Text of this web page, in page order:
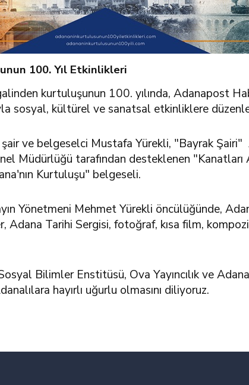
100. Yıl Etkinlikleri
kurtuluşunun 100. yılında, Adanapost
sosyal, kültürel ve sanatsal etkinliklere
şair ve belgeselci Mustafa Yürekli, "Bayrak
Müdürlüğü tarafından desteklenen
Kurtuluşu" belgeseli.
Yönetmeni Mehmet Yürekli öncülüğünde,
Adana Tarihi Sergisi, fotoğraf, kısa film,
Bilimler Enstitüsü, Ova Yayıncılık ve
hayırlı uğurlu olmasını diliyoruz.